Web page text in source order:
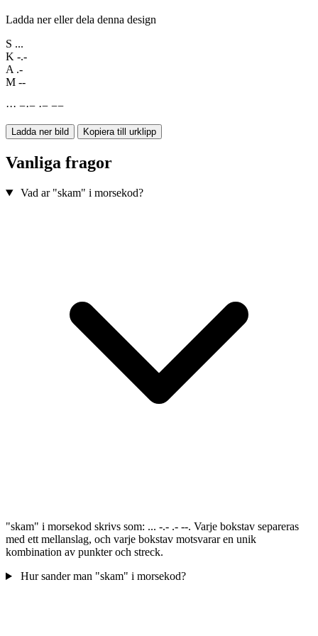
Ladda ner eller dela denna design
S ...
K -.-
A .-
M --
··· −·− ·− −−
Ladda ner bild Kopiera till urklipp
Vanliga fragor
Vad ar "skam" i morsekod?
"skam" i morsekod skrivs som: ... -.- .- --. Varje bokstav separeras
med ett mellanslag, och varje bokstav motsvarar en unik
kombination av punkter och streck.
Hur sander man "skam" i morsekod?